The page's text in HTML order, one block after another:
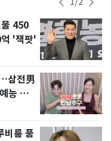
450
'잭팟'
삼전男
능 화
비룸 품